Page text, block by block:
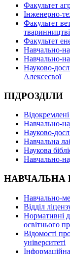
Факультет
Інженерно-
Факультет
тваринництві
Факультет
Навчально-
Навчально-
Науково-
Алексеєвої
ПІДРОЗДІЛИ
Відокремлені
Навчально-
Науково-
Навчальна
Наукова
Навчально-
НАВЧАЛЬНА
Навчально-
Відділ
Нормативні
освітнього
Відомості
університеті